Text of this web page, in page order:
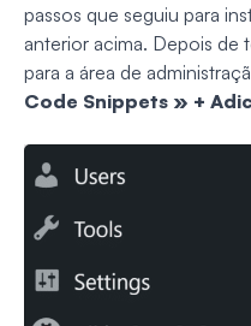
passos que seguiu para
anterior acima. Depois de
para a área de
Code Snippets » +